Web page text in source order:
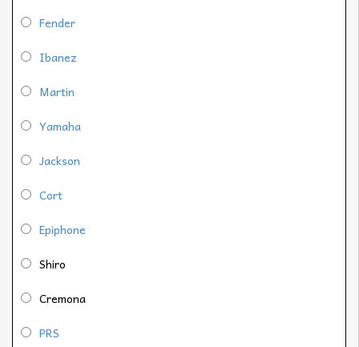
Fender
Ibanez
Martin
Yamaha
Jackson
Cort
Epiphone
Shiro
Cremona
PRS